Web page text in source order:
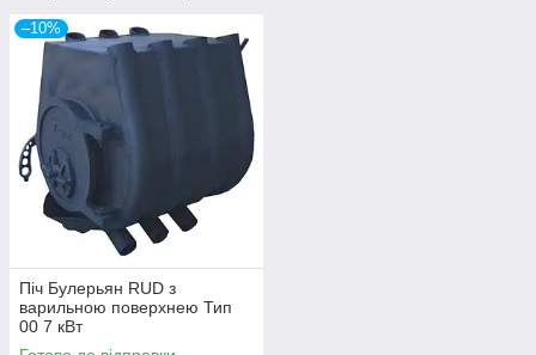
–10%
Піч Булерьян RUD з
варильною поверхнею Тип
00 7 кВт